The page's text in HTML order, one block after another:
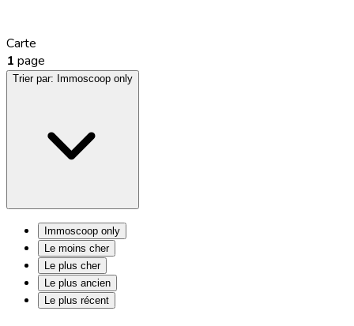
Carte
1 page
Trier par: Immoscoop only
Immoscoop only
Le moins cher
Le plus cher
Le plus ancien
Le plus récent